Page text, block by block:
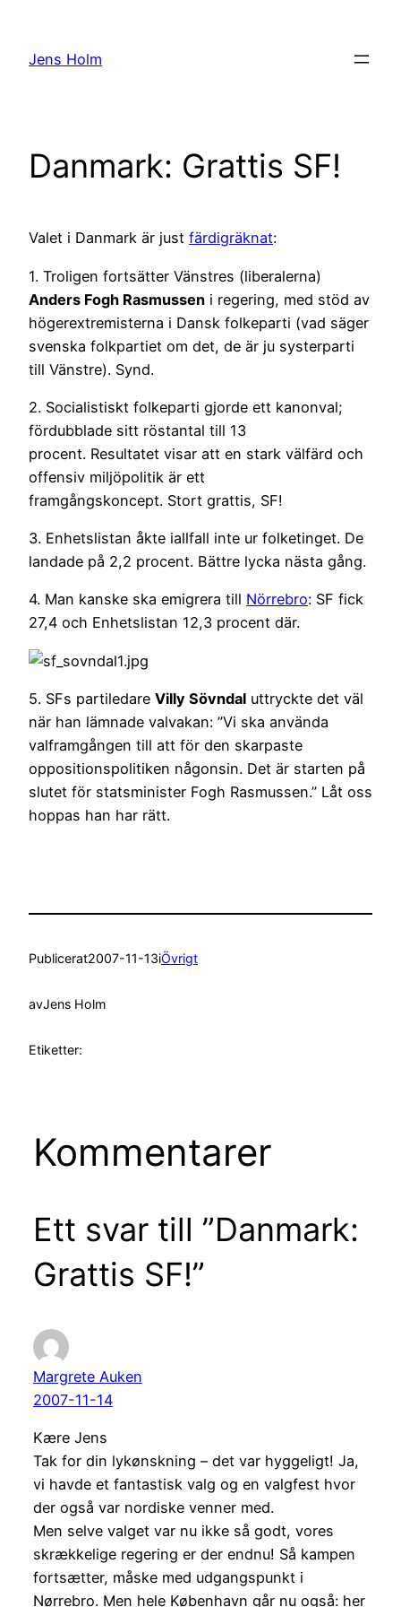
innehåll
Jens Holm
Danmark: Grattis SF!
Valet i Danmark är just färdigräknat:
1. Troligen fortsätter Vänstres (liberalerna)
Anders Fogh Rasmussen i regering, med stöd av
högerextremisterna i Dansk folkeparti (vad säger
svenska folkpartiet om det, de är ju systerparti
till Vänstre). Synd.
2. Socialistiskt folkeparti gjorde ett kanonval;
fördubblade sitt röstantal till 13
procent. Resultatet visar att en stark välfärd och
offensiv miljöpolitik är ett
framgångskoncept. Stort grattis, SF!
3. Enhetslistan åkte iallfall inte ur folketinget. De
landade på 2,2 procent. Bättre lycka nästa gång.
4. Man kanske ska emigrera till Nörrebro: SF fick
27,4 och Enhetslistan 12,3 procent där.
5. SFs partiledare Villy Sövndal uttryckte det väl
när han lämnade valvakan: ”Vi ska använda
valframgången till att för den skarpaste
oppositionspolitiken någonsin. Det är starten på
slutet för statsminister Fogh Rasmussen.” Låt oss
hoppas han har rätt.
Publicerat2007-11-13iÖvrigt
avJens Holm
Etiketter:
Kommentarer
Ett svar till ”Danmark:
Grattis SF!”
Margrete Auken
2007-11-14
Kære Jens
Tak for din lykønskning – det var hyggeligt! Ja,
vi havde et fantastisk valg og en valgfest hvor
der også var nordiske venner med.
Men selve valget var nu ikke så godt, vores
skrækkelige regering er der endnu! Så kampen
fortsætter, måske med udgangspunkt i
Nørrebro. Men hele København går nu også: her